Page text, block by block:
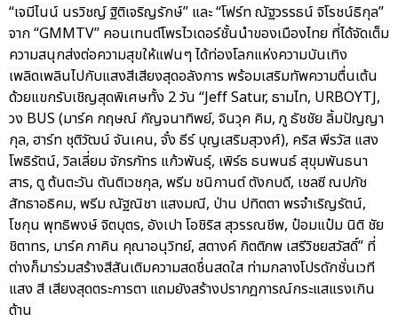
“เจมีไนน์ นรวิชญ์ ฐิติเจริญรักษ์” และ “โฟร์ท ณัฐวรรธน์ จิโรชน์ธิกุล”
จาก “GMMTV” คอนเทนต์โพรไวเดอร์ชั้นนำของเมืองไทย ที่ได้จัดเต็ม
ความสนุกส่งต่อความสุขให้แฟนๆ ได้ท่องโลกแห่งความบันเทิง
เพลิดเพลินไปกับแสงสีเสียงสุดอลังการ พร้อมเสริมทัพความตื่นเต้น
ด้วยแขกรับเชิญสุดพิเศษทั้ง 2 วัน “Jeff Satur, ธามไท, URBOYTJ,
วง BUS (มาร์ค กฤษณ์ กัญจนาทิพย์, จินวุค คิม, ภู ธัชชัย ลิ้มปัญญา
กุล, ฮาร์ท ชุติวัฒน์ จันเคน, จั๋ง ธีร์ บุญเสริมสุวงศ์), คริส พีรวัส แสง
โพธิรัตน์, วิลเลี่ยม จักรภัทร แก้วพันธุ์, เพิร์ธ ธนพนธ์ สุขุมพันธนา
สาร, ตู ต้นตะวัน ตันติเวชกุล, พรีม ชนิกานต์ ตังกบดี, เชลซี ณปภัช
สัทธาอธิคม, พรีม ณัฐณิชา แสงมณี, ป่าน ปทิตตา พรจำเริญรัตน์,
โชกุน พุทธิพงษ์ จิตบุตร, อังเปา โอชิริส สุวรรณชีพ, ป๋อมแป๋ม นิติ ชัย
ชิตาทร, มาร์ค ภาคิน คุณาอนุวิทย์, สตางค์ กิตติภพ เสรีวิชยสวัสดิ์” ที่
ต่างก็มาร่วมสร้างสีสันเติมความสดชื่นสดใส ท่ามกลางโปรดักชั่นเวที
แสง สี เสียงสุดตระการตา แถมยังสร้างปรากฎการณ์กระแสแรงเกิน
ต้าน